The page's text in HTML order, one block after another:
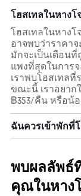
โฮสเทลในหางโ
โฮสเทลในหาง
อาจพบว่าราคา
มักจะเป็นเดือน
แพงที่สุดในการจ
เราพบโฮสเทล
ขณะนี้ เราอยาก
฿353/คืน หรือน้
ฉันควรเข้าพักที่
พบผลลัพธ์
คุณในหาง